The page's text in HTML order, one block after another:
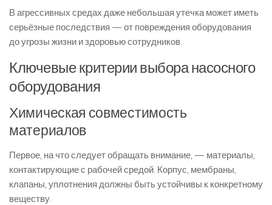
В агрессивных средах даже небольшая утечка может иметь
серьёзные последствия — от повреждения оборудования
до угрозы жизни и здоровью сотрудников.
Ключевые критерии выбора насосного
оборудования
Химическая совместимость
материалов
Первое, на что следует обращать внимание, — материалы,
контактирующие с рабочей средой. Корпус, мембраны,
клапаны, уплотнения должны быть устойчивы к конкретному
веществу.